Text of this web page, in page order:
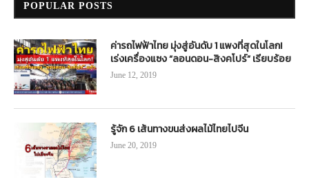
POPULAR POSTS
ค่ารถไฟฟ้าไทย มุ่งสู่อันดับ 1 แพงที่สุดในโลก!
เร่งเครื่องแซง “ลอนดอน-สิงคโปร์” เรียบร้อย
June 12, 2019
รู้จัก 6 เส้นทางขนส่งผลไม้ไทยไปจีน
June 20, 2019